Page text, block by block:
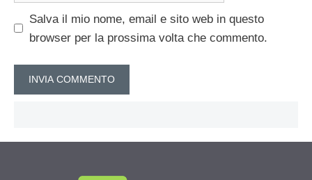
Salva il mio nome, email e sito web in questo
browser per la prossima volta che commento.